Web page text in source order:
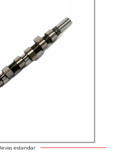
levas estandar